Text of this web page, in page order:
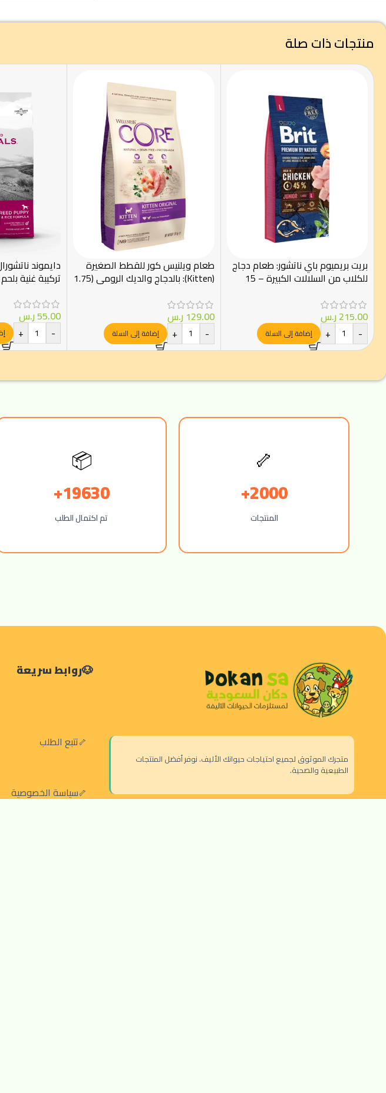
منتجات ذات صلة
بريت بريميوم باي ناتشور: طعام دجاج
للكلاب من السلالات الكبيرة – 15
215.00ر.س
-
+ إضافة إلى السلة
طعام ويلنيس كور للقطط الصغيرة
(Kitten): بالدجاج والديك الرومي (1.75
129.00 ر.س
-
+ إضافة إلى السلة
دايموند
تركيبة غنية بلحم
55.00ر.س
-
+
🦴
2000+
المنتجات
📦
19630+
تم اكتمال الطلب
متجرك الموثوق لجميع احتياجات حيوانك الأليف. نوفر أفضل المنتجات
الطبيعية والصحية.
روابط سريعة
تتبع الطلب
سياسة الخصوصية